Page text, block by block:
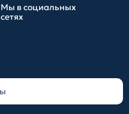
Мы в социальных
сетях